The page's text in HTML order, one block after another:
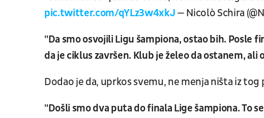
pic.twitter.com/qYLz3w4xkJ — Nicolò Schira
"Da smo osvojili Ligu šampiona, ostao bih. Posle
da je ciklus završen. Klub je želeo da ostanem, ali
Dodao je da, uprkos svemu, ne menja ništa iz tog
"Došli smo dva puta do finala Lige šampiona. To